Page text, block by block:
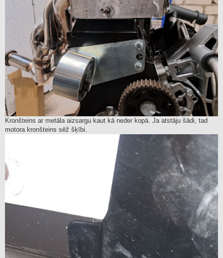
Kronšteins ar metāla aizsargu kaut kā neder kopā. Ja atstāju šādi, tad
motora kronšteins sēž šķībi.